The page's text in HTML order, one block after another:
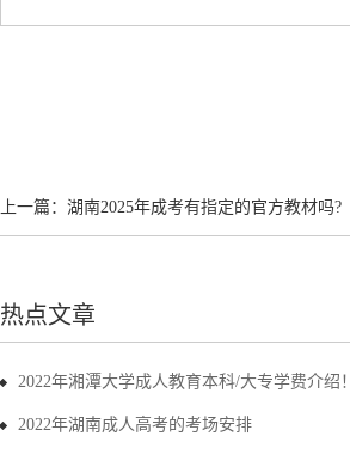
上一篇： 湖南2025年成考有指定的官方教材吗?
热点文章
2022年湘潭大学成人教育本科/大专学费介绍！
2022年湖南成人高考的考场安排